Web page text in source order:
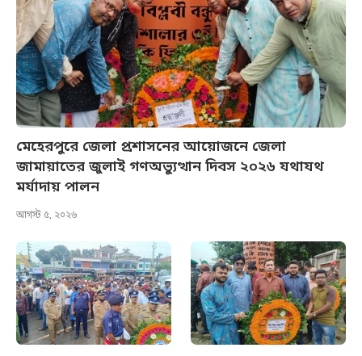
মেহেরপুরে জেলা প্রশাসনের আয়োজনে জেলা
জামায়াতের জুলাই গণঅভ্যুত্থান দিবস ২০২৬ যথাযথ
মর্যাদায় পালন
আগস্ট ৫, ২০২৬